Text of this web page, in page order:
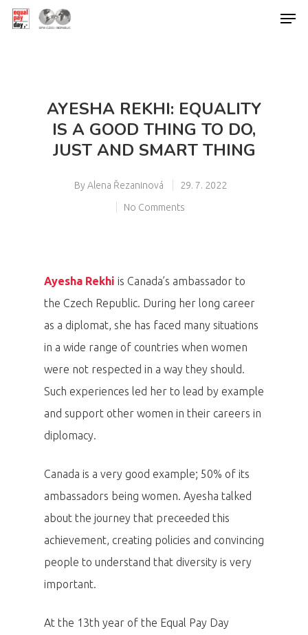
AYESHA REKHI: EQUALITY
IS A GOOD THING TO DO,
JUST AND SMART THING
By Alena Řezaninová
29. 7. 2022
No Comments
Ayesha Rekhi is Canada’s ambassador to
the Czech Republic. During her long career
as a diplomat, she has faced many situations
in a wide range of countries when women
were not respected in a way they should.
Such experiences led her to lead by example
and support other women in their careers in
diplomacy.
Canada is a very good example; 50% of its
ambassadors being women. Ayesha talked
about the journey that preceeded this
achievement, creating policies and convincing
people to understand that diversity is very
important.
At the 13th year of the Equal Pay Day